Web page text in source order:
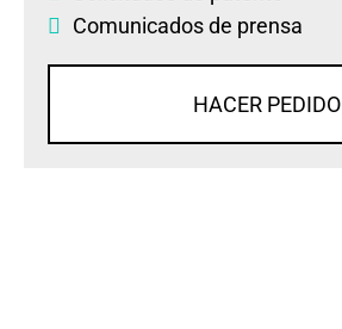
Comunicados de prensa
HACER PEDIDO